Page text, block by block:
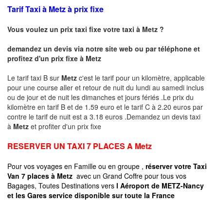
Tarif Taxi à Metz à prix fixe
Vous voulez un prix taxi fixe votre taxi à Metz ?
demandez un devis via notre site web ou par téléphone et
profitez d'un prix fixe à Metz
Le tarif taxi B sur Metz c'est le tarif pour un kilomètre, applicable
pour une course aller et retour de nuit du lundi au samedi inclus
ou de jour et de nuit les dimanches et jours fériés .Le prix du
kilomètre en tarif B et de 1.59 euro et le tarif C à 2.20 euros par
contre le tarif de nuit est a 3.18 euros .Demandez un devis taxi
à Metz et profiter d'un prix fixe
RESERVER UN TAXI 7 PLACES A Metz
Pour vos voyages en Famille ou en groupe , réserver votre Taxi
Van 7 places à Metz avec un Grand Coffre pour tous vos
Bagages, Toutes Destinations vers l Aéroport de METZ-Nancy
et les Gares service disponible sur toute la France